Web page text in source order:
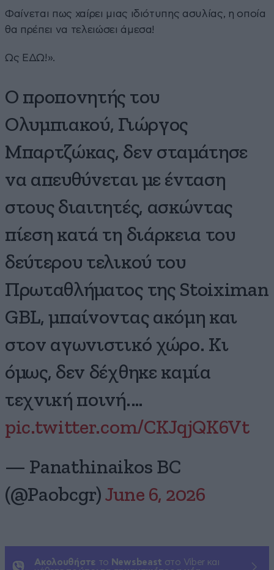
Φαίνεται πως χαίρει μιας ιδιότυπης ασυλίας, η οποία
θα πρέπει να τελειώσει άμεσα!
Ως ΕΔΩ!».
Ο προπονητής του
Ολυμπιακού, Γιώργος
Μπαρτζώκας, δεν σταμάτησε
να απευθύνεται με ένταση
στους διαιτητές, ασκώντας
πίεση κατά τη διάρκεια του
δεύτερου τελικού του
Πρωταθλήματος της Stoiximan
GBL, μπαίνοντας ακόμη και
στον αγωνιστικό χώρο. Κι
όμως, δεν δέχθηκε καμία
τεχνική ποινή.…
pic.twitter.com/CKJqjQK6Vt
— Panathinaikos BC
(@Paobcgr) June 6, 2026
Ακολουθήστε το Newsbeast στο Viber και